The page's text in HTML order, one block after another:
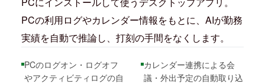
PCの利用ログやカレンダー情報をもとに、AIが勤務
実績を自動で推論し、打刻の手間をなくします。
PCのログオン・ログオフ
やアクティビティログの自
カレンダー連携による会
議・外出予定の自動取り込